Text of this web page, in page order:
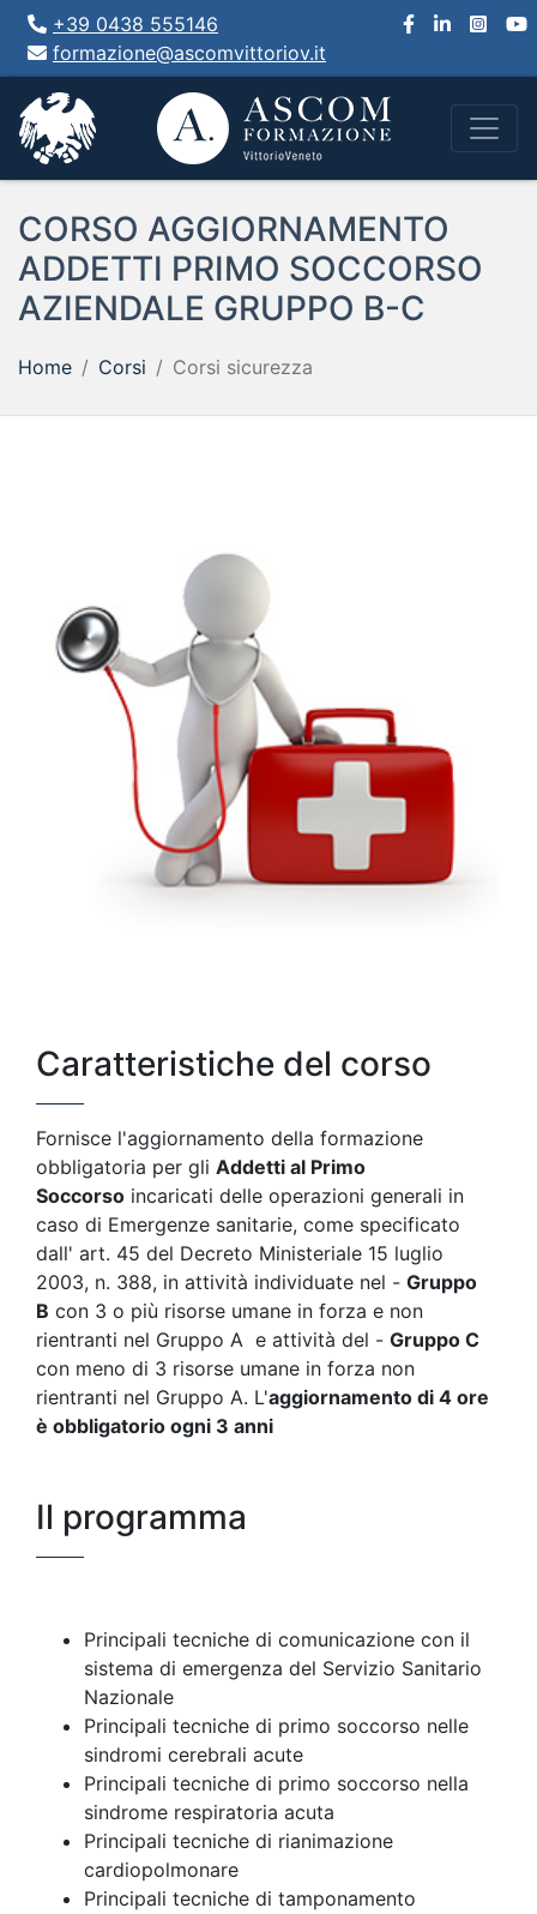
+39 0438 555146
formazione@ascomvittoriov.it
CORSO AGGIORNAMENTO
ADDETTI PRIMO SOCCORSO
AZIENDALE GRUPPO B-C
Home Corsi Corsi sicurezza
Caratteristiche del corso
Fornisce l'aggiornamento della formazione
obbligatoria per gli Addetti al Primo
Soccorso incaricati delle operazioni generali in
caso di Emergenze sanitarie, come specificato
dall' art. 45 del Decreto Ministeriale 15 luglio
2003, n. 388, in attività individuate nel - Gruppo
B con 3 o più risorse umane in forza e non
rientranti nel Gruppo A e attività del - Gruppo C
con meno di 3 risorse umane in forza non
rientranti nel Gruppo A. L'aggiornamento di 4 ore
è obbligatorio ogni 3 anni
Il programma
Principali tecniche di comunicazione con il
sistema di emergenza del Servizio Sanitario
Nazionale
Principali tecniche di primo soccorso nelle
sindromi cerebrali acute
Principali tecniche di primo soccorso nella
sindrome respiratoria acuta
Principali tecniche di rianimazione
cardiopolmonare
Principali tecniche di tamponamento